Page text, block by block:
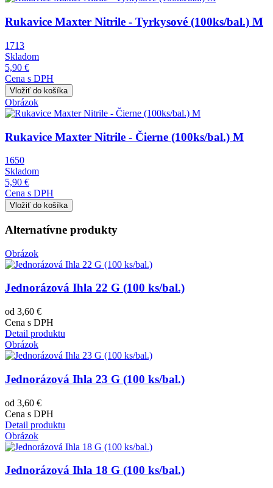
Rukavice Maxter Nitrile - Tyrkysové (100ks/bal.) M
1713
Skladom
5,90 €
Cena s DPH
Obrázok
Rukavice Maxter Nitrile - Čierne (100ks/bal.) M
1650
Skladom
5,90 €
Cena s DPH
Alternatívne produkty
Obrázok
Jednorázová Ihla 22 G (100 ks/bal.)
od 3,60 €
Cena s DPH
Detail produktu
Obrázok
Jednorázová Ihla 23 G (100 ks/bal.)
od 3,60 €
Cena s DPH
Detail produktu
Obrázok
Jednorázová Ihla 18 G (100 ks/bal.)